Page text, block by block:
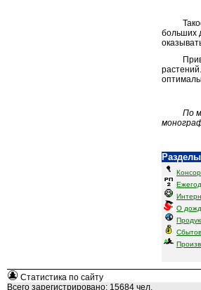
Такое
больших
По
О
Статистика по сайту
Всего зарегистрировано: 15684 чел.